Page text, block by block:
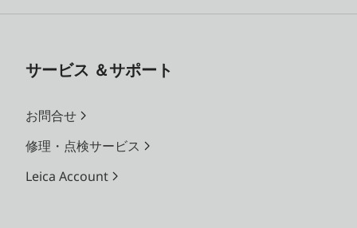
サービス ＆サポート
お問合せ
修理・点検サービス
Leica Account